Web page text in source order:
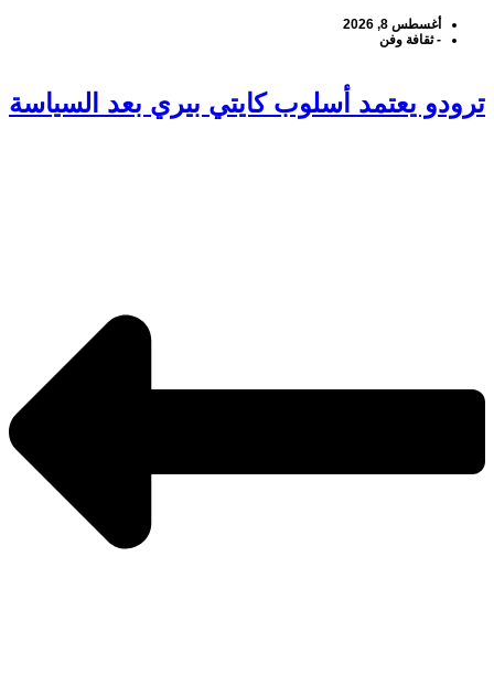
أغسطس 8, 2026
- ثقافة وفن
ترودو يعتمد أسلوب كايتي بيري بعد السياسة